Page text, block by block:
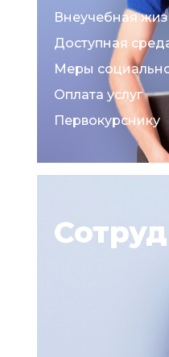
Внеучебная
Доступная
Меры
Оплата услуг
Первокурснику